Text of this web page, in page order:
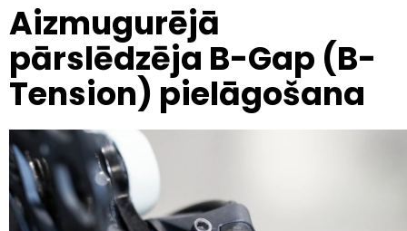
Aizmugurējā
pārslēdzēja B-Gap (B-
Tension) pielāgošana